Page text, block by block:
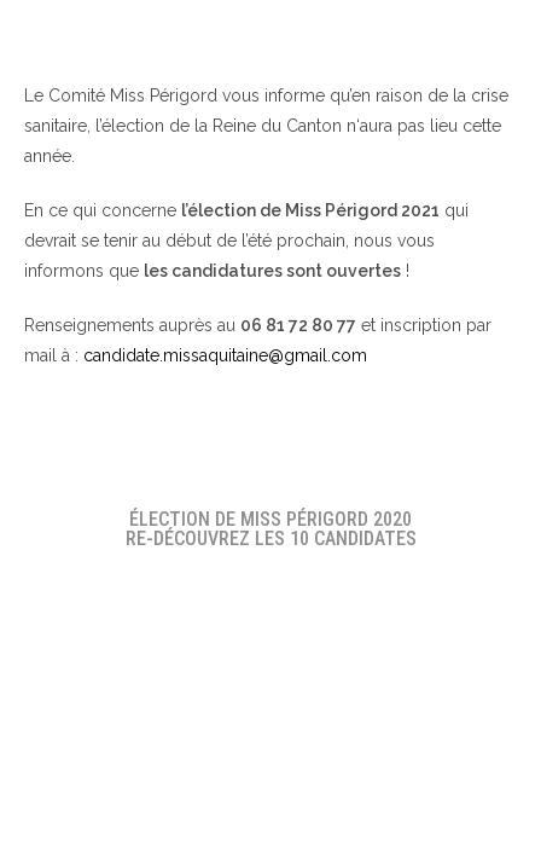
Le Comité Miss Périgord vous informe qu’en raison de la crise
sanitaire, l’élection de la Reine du Canton n‘aura pas lieu cette
année.
En ce qui concerne l’élection de Miss Périgord 2021 qui
devrait se tenir au début de l’été prochain, nous vous
informons que les candidatures sont ouvertes !
Renseignements auprès au 06 81 72 80 77 et inscription par
mail à : candidate.missaquitaine@gmail.com
ÉLECTION DE MISS PÉRIGORD 2020
RE-DÉCOUVREZ LES 10 CANDIDATES